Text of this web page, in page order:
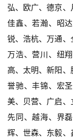
弘、欧广、德京、
佳鑫、若瀚、昭
锐、浩杭、万通、
万浩、营川、纽
高、太明、新阳、
誉驰、丰锦、宏
美、贝营、广启、
先同、越海、界
辉、世森、东毅、